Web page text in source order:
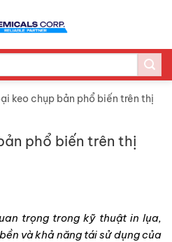
keo chụp bản phổ biến trên thị
phổ biến trên thị
trọng trong kỹ thuật in lụa,
và khả năng tái sử dụng của